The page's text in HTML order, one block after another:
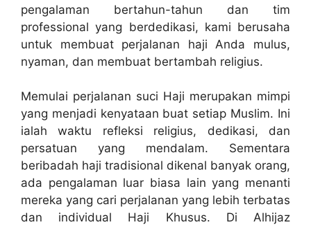
pengalaman bertahun-tahun dan tim
professional yang berdedikasi, kami berusaha
untuk membuat perjalanan haji Anda mulus,
nyaman, dan membuat bertambah religius.
Memulai perjalanan suci Haji merupakan mimpi
yang menjadi kenyataan buat setiap Muslim. Ini
ialah waktu refleksi religius, dedikasi, dan
persatuan yang mendalam. Sementara
beribadah haji tradisional dikenal banyak orang,
ada pengalaman luar biasa lain yang menanti
mereka yang cari perjalanan yang lebih terbatas
dan individual Haji Khusus. Di Alhijaz